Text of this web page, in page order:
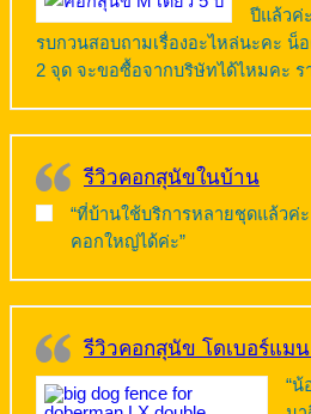
ปีแล้วค่
รบกวนสอบถามเรื่องอะไหล่นะคะ น็
2 จุด จะขอซื้อจากบริษัทได้ไหมคะ ร
รีวิวคอกสุนัขในบ้าน
“ที่บ้านใช้บริการหลายชุดแล้วค่
คอกใหญ่ได้ค่ะ”
รีวิวคอกสุนัข โดเบอร์แม
“น้